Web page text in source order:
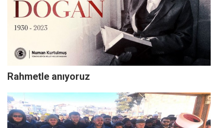
Rahmetle anıyoruz